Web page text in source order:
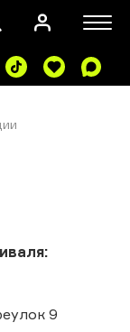
9